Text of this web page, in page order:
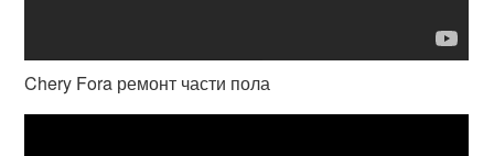
Chery Fora ремонт части пола